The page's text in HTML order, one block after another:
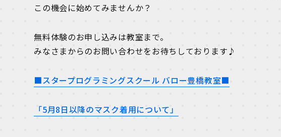
この機会に始めてみませんか？
無料体験のお申し込みは教室まで。
みなさまからのお問い合わせをお待ちしております♪
■スタープログラミングスクール バロー豊橋教室■
「5月8日以降のマスク着用について」